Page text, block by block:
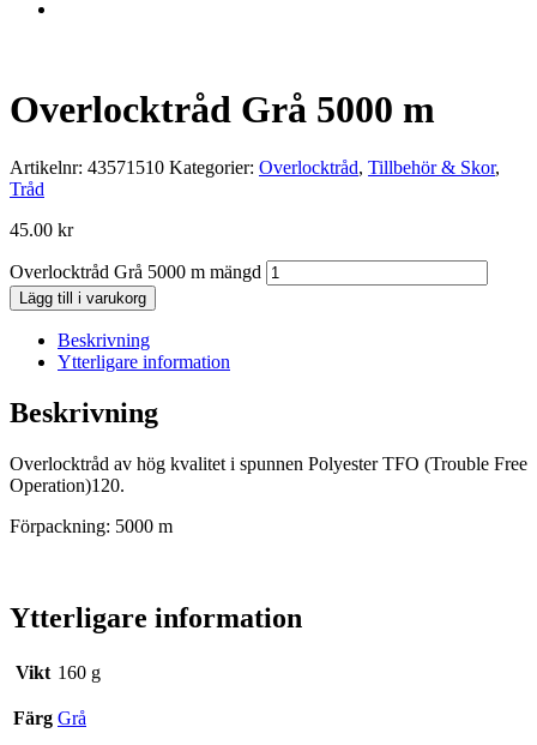
Overlocktråd Grå 5000 m
Artikelnr: 43571510 Kategorier: Overlocktråd, Tillbehör & Skor,
Tråd
45.00 kr
Overlocktråd Grå 5000 m mängd
Lägg till i varukorg
Beskrivning
Ytterligare information
Beskrivning
Overlocktråd av hög kvalitet i spunnen Polyester TFO (Trouble Free
Operation)120.
Förpackning: 5000 m
Ytterligare information
Vikt 160 g
Färg Grå